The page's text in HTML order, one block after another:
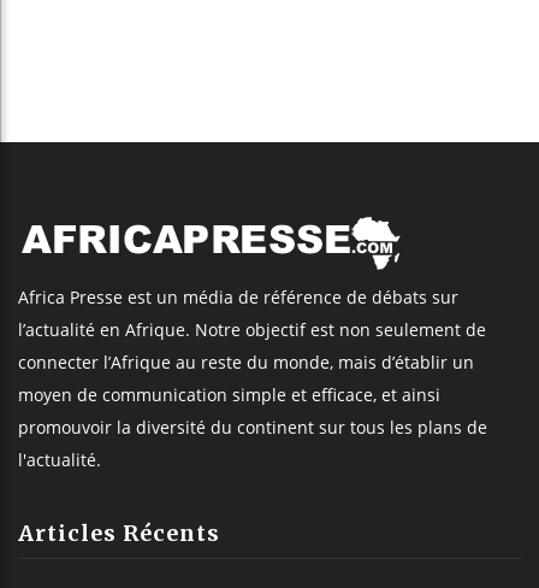
Africa Presse est un média de référence de débats sur
l’actualité en Afrique. Notre objectif est non seulement de
connecter l’Afrique au reste du monde, mais d’établir un
moyen de communication simple et efficace, et ainsi
promouvoir la diversité du continent sur tous les plans de
l'actualité.
Articles Récents